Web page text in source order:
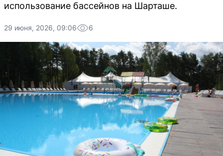
использование бассейнов на Шарташе.
29 июня, 2026, 09:06 6